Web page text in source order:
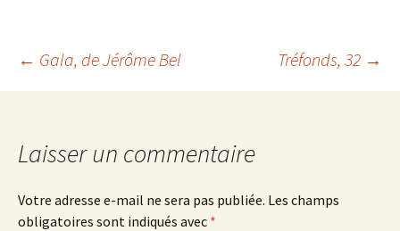
Navigation
articles
← Gala, de Jérôme Bel Tréfonds, 32 →
Laisser un commentaire
Votre adresse e-mail ne sera pas publiée. Les champs
obligatoires sont indiqués avec *